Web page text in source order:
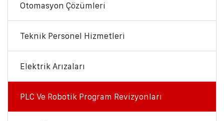
Otomasyon Çözümleri
Teknik Personel Hizmetleri
Elektrik Arızaları
PLC Ve Robotik Program Revizyonları